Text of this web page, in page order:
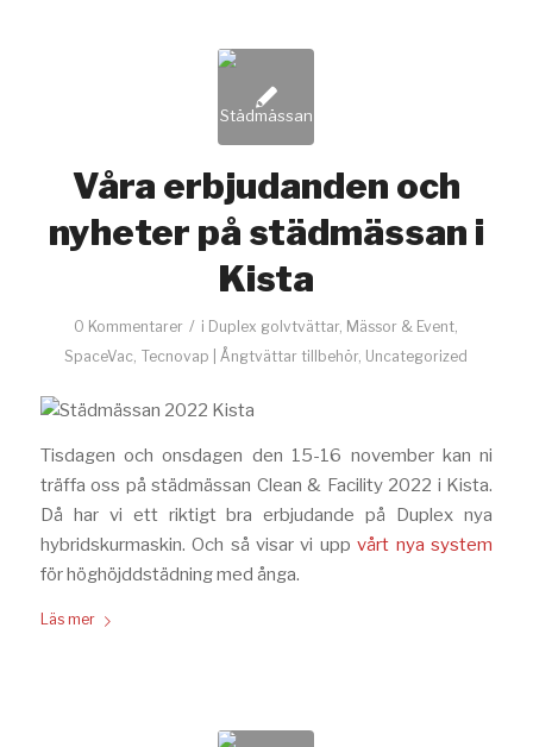
Våra erbjudanden och
nyheter på städmässan i
Kista
0 Kommentarer / i Duplex golvtvättar, Mässor & Event,
SpaceVac, Tecnovap | Ångtvättar tillbehör, Uncategorized
Tisdagen och onsdagen den 15-16 november kan ni
träffa oss på städmässan Clean & Facility 2022 i Kista.
Då har vi ett riktigt bra erbjudande på Duplex nya
hybridskurmaskin. Och så visar vi uppvårt nya system
för höghöjddstädning med ånga.
Läs mer